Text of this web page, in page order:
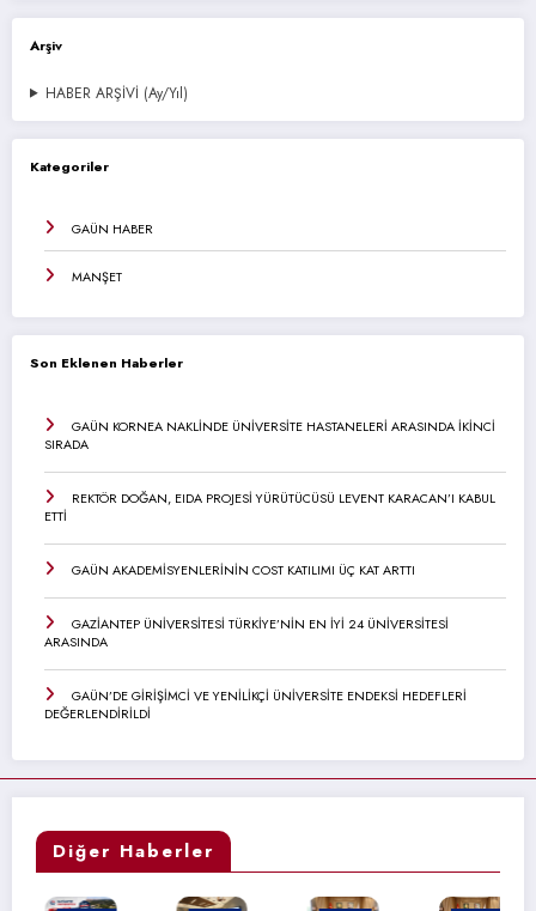
Arşiv
HABER ARŞİVİ (Ay/Yıl)
Kategoriler
GAÜN HABER
MANŞET
Son Eklenen Haberler
GAÜN KORNEA NAKLİNDE ÜNİVERSİTE HASTANELERİ ARASINDA İKİNCİ
SIRADA
REKTÖR DOĞAN, EIDA PROJESİ YÜRÜTÜCÜSÜ LEVENT KARACAN’I KABUL
ETTİ
GAÜN AKADEMİSYENLERİNİN COST KATILIMI ÜÇ KAT ARTTI
GAZİANTEP ÜNİVERSİTESİ TÜRKİYE’NİN EN İYİ 24 ÜNİVERSİTESİ
ARASINDA
GAÜN’DE GİRİŞİMCİ VE YENİLİKÇİ ÜNİVERSİTE ENDEKSİ HEDEFLERİ
DEĞERLENDİRİLDİ
Diğer Haberler